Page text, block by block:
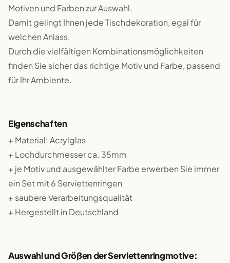
Motiven und Farben zur Auswahl.
Damit gelingt Ihnen jede Tischdekoration, egal für
welchen Anlass.
Durch die vielfältigen Kombinationsmöglichkeiten
finden Sie sicher das richtige Motiv und Farbe, passend
für Ihr Ambiente.
Eigenschaften
+ Material: Acrylglas
+ Lochdurchmesser ca. 35mm
+ je Motiv und ausgewählter Farbe erwerben Sie immer
ein Set mit 6 Serviettenringen
+ saubere Verarbeitungsqualität
+ Hergestellt in Deutschland
Auswahl und Größen der Serviettenringmotive: